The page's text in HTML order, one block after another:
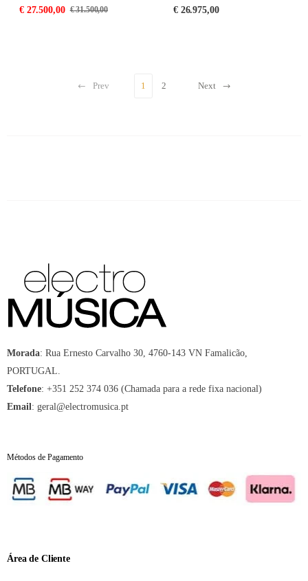
PE
€31.500,00
€27.500,00
PE
€26.975,00
Prev 1 2 Next
Morada: Rua Ernesto Carvalho 30, 4760-143 VN Famalicão,
PORTUGAL.
Telefone: +351 252 374 036 (Chamada para a rede fixa nacional)
Email: geral@electromusica.pt
Métodos de Pagamento
Área de Cliente